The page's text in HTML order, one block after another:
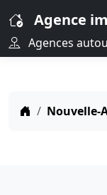
Agence
Agences
Nouvelle-